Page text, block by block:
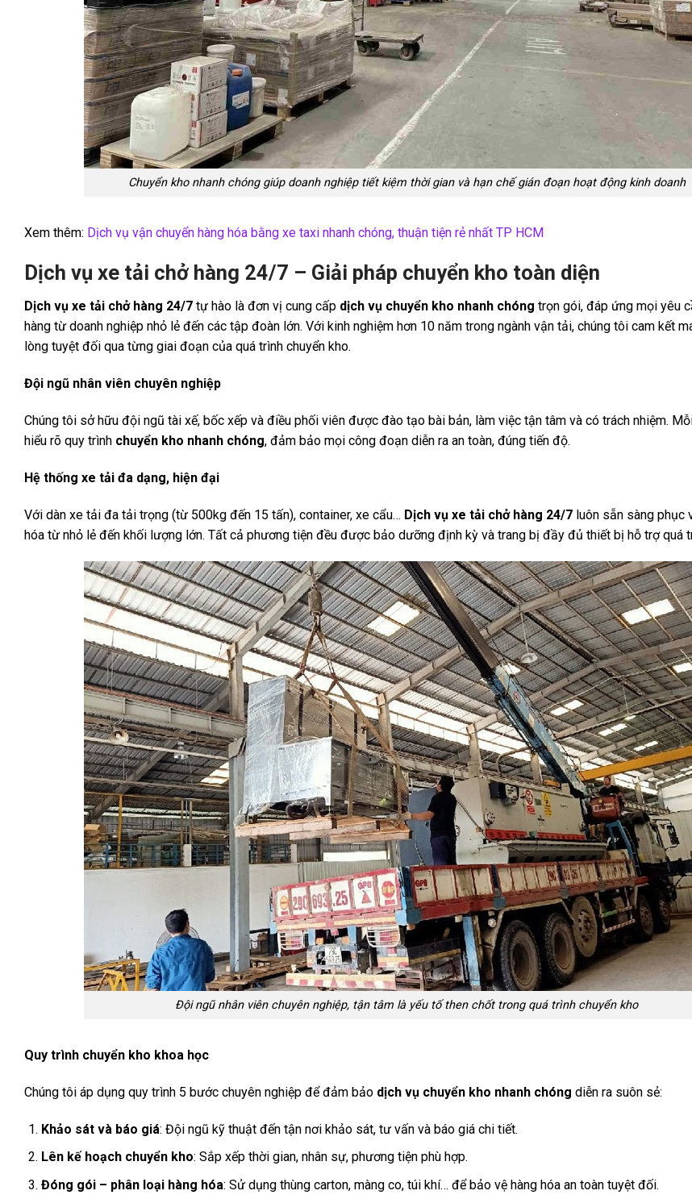
Chuyển kho nhanh chóng giúp doanh nghiệp tiết kiệm thời gian và hạn chế gián đoạn hoạt động kinh doanh
Xem thêm: Dịch vụ vận chuyển hàng hóa bằng xe taxi nhanh chóng, thuận tiện rẻ nhất TP HCM
Dịch vụ xe tải chở hàng 24/7 – Giải pháp chuyển kho toàn diện
Dịch vụ xe tải chở hàng 24/7 tự hào là đơn vị cung cấp dịch vụ chuyển kho nhanh chóng trọn gói, đáp ứng mọi yêu
hàng từ doanh nghiệp nhỏ lẻ đến các tập đoàn lớn. Với kinh nghiệm hơn 10 năm trong ngành vận tải, chúng tôi cam kết
lòng tuyệt đối qua từng giai đoạn của quá trình chuyển kho.
Đội ngũ nhân viên chuyên nghiệp
Chúng tôi sở hữu đội ngũ tài xế, bốc xếp và điều phối viên được đào tạo bài bản, làm việc tận tâm và có trách nhiệm.
hiểu rõ quy trình chuyển kho nhanh chóng, đảm bảo mọi công đoạn diễn ra an toàn, đúng tiến độ.
Hệ thống xe tải đa dạng, hiện đại
Với dàn xe tải đa tải trọng (từ 500kg đến 15 tấn), container, xe cẩu… Dịch vụ xe tải chở hàng 24/7 luôn sẵn sàng phục
hóa từ nhỏ lẻ đến khối lượng lớn. Tất cả phương tiện đều được bảo dưỡng định kỳ và trang bị đầy đủ thiết bị hỗ trợ quá
Đội ngũ nhân viên chuyên nghiệp, tận tâm là yếu tố then chốt trong quá trình chuyển kho
Quy trình chuyển kho khoa học
Chúng tôi áp dụng quy trình 5 bước chuyên nghiệp để đảm bảo dịch vụ chuyển kho nhanh chóng diễn ra suôn sẻ:
Khảo sát và báo giá: Đội ngũ kỹ thuật đến tận nơi khảo sát, tư vấn và báo giá chi tiết.
Lên kế hoạch chuyển kho: Sắp xếp thời gian, nhân sự, phương tiện phù hợp.
Đóng gói – phân loại hàng hóa: Sử dụng thùng carton, màng co, túi khí… để bảo vệ hàng hóa an toàn tuyệt đối.